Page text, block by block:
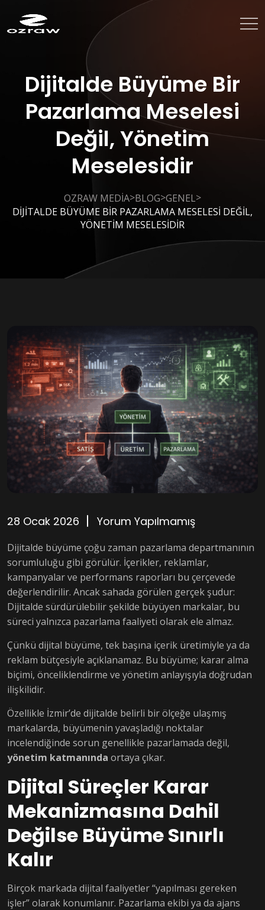
Dijitalde Büyüme Bir
Pazarlama Meselesi
Değil, Yönetim
Meselesidir
OZRAW MEDIA>BLOG>GENEL>
DIJITALDE BÜYÜME BIR PAZARLAMA MESELESI DEĞIL,
YÖNETIM MESELESIDIR
28 Ocak 2026 Yorum Yapılmamış
Dijitalde büyüme çoğu zaman pazarlama departmanının
sorumluluğu gibi görülür. İçerikler, reklamlar,
kampanyalar ve performans raporları bu çerçevede
değerlendirilir. Ancak sahada görülen gerçek şudur:
Dijitalde sürdürülebilir şekilde büyüyen markalar, bu
süreci yalnızca pazarlama faaliyeti olarak ele almaz.
Çünkü dijital büyüme, tek başına içerik üretimiyle ya da
reklam bütçesiyle açıklanamaz. Bu büyüme; karar alma
biçimi, önceliklendirme ve yönetim anlayışıyla doğrudan
ilişkilidir.
Özellikle İzmir’de dijitalde belirli bir ölçeğe ulaşmış
markalarda, büyümenin yavaşladığı noktalar
incelendiğinde sorun genellikle pazarlamada değil,
yönetim katmanında ortaya çıkar.
Dijital Süreçler Karar
Mekanizmasına Dahil
Değilse Büyüme Sınırlı
Kalır
Birçok markada dijital faaliyetler “yapılması gereken
işler” olarak konumlanır. Pazarlama ekibi ya da ajans